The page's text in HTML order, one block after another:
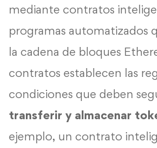
mediante contratos
programas automatizados
la cadena de bloques
contratos establecen las
condiciones que deben
transferir y almacenar
ejemplo, un contrato